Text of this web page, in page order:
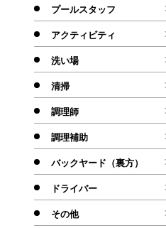
プールスタッフ
アクティビティ
洗い場
清掃
調理師
調理補助
バックヤード（裏方）
ドライバー
その他